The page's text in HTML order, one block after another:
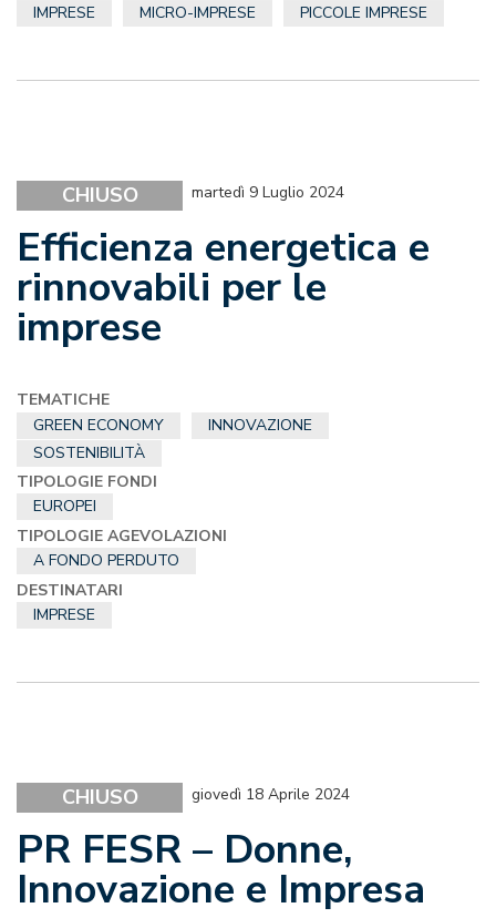
IMPRESE
MICRO-IMPRESE PICCOLE IMPRESE
CHIUSO martedì 9 Luglio 2024
Efficienza energetica e
rinnovabili per le
imprese
TEMATICHE
GREEN ECONOMY
INNOVAZIONE
SOSTENIBILITÀ
TIPOLOGIE FONDI
EUROPEI
TIPOLOGIE AGEVOLAZIONI
A FONDO PERDUTO
DESTINATARI
IMPRESE
CHIUSO giovedì 18 Aprile 2024
PR FESR – Donne,
Innovazione e Impresa